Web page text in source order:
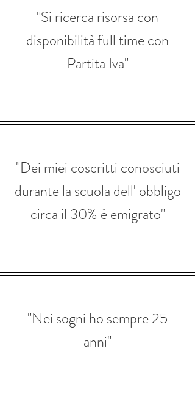
"Si ricerca risorsa con
disponibilità full time con
Partita Iva"
"Dei miei coscritti conosciuti
durante la scuola dell' obbligo
circa il 30% è emigrato"
"Nei sogni ho sempre 25
anni"